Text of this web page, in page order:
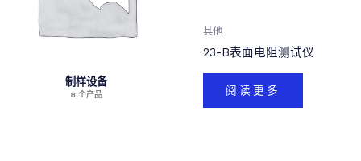
制样设备
8 个产品
其他
23-B表面电阻测试仪
阅读更多